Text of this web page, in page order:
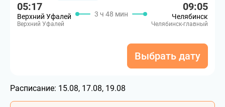
05:17
Верхний Уфалей
Верхний Уфалей
3 ч 48 мин
09:05
Челябинск
Челябинск-главный
Выбрать дату
Расписание: 15.08, 17.08, 19.08